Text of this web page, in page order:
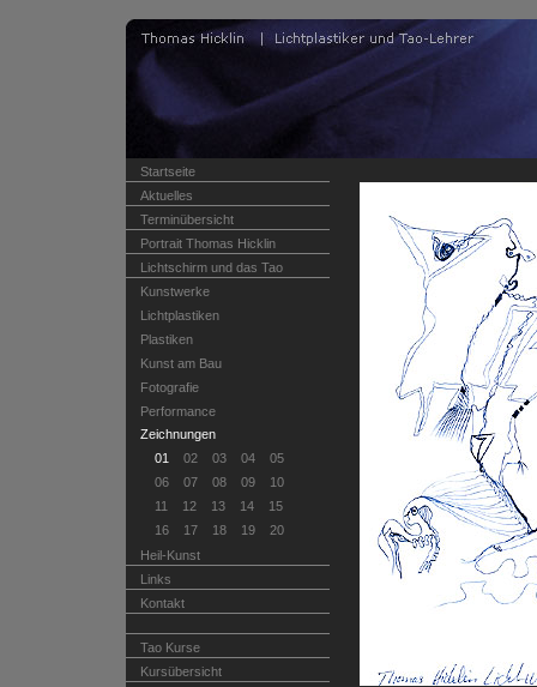
Startseite
Aktuelles
Terminübersicht
Portrait Thomas Hicklin
Lichtschirm und das Tao
Kunstwerke
Lichtplastiken
Plastiken
Kunst am Bau
Fotografie
Performance
Zeichnungen
01
02 03 04
05
06
07 08 09
10
11
12 13 14
15
16
17 18 19
20
Heil-Kunst
Links
Kontakt
Tao Kurse
Kursübersicht